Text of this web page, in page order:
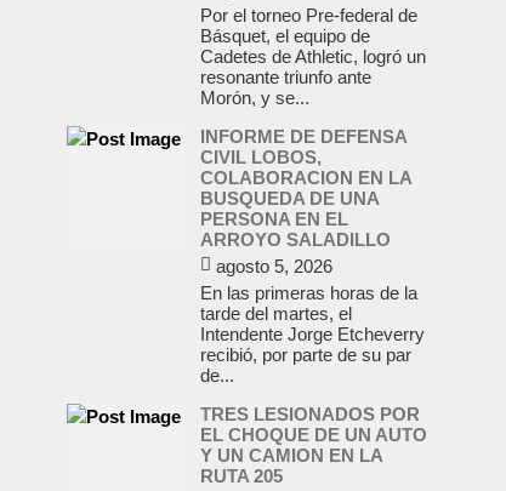
Por el torneo Pre-federal de
Básquet, el equipo de
Cadetes de Athletic, logró un
resonante triunfo ante
Morón, y se...
INFORME DE DEFENSA
CIVIL LOBOS,
COLABORACION EN LA
BUSQUEDA DE UNA
PERSONA EN EL
ARROYO SALADILLO
agosto 5, 2026
En las primeras horas de la
tarde del martes, el
Intendente Jorge Etcheverry
recibió, por parte de su par
de...
TRES LESIONADOS POR
EL CHOQUE DE UN AUTO
Y UN CAMION EN LA
RUTA 205